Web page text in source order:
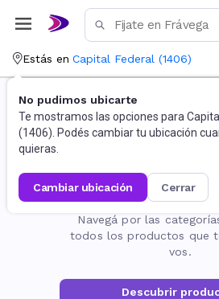
Estás en Capital Federal (1406)
No pudimos ubicarte
Te mostramos las opciones para
(1406). Podés cambiar tu ubicación
quieras.
cambiar ubicación cerrar
La página no
Navegá por las
todos los productos que
vos.
Descubrir